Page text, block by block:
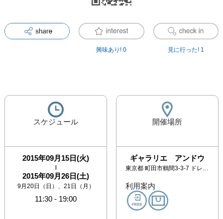
興味あり! 0 見に行った! 1
スケジュール
2015年09月15日(火)
|
2015年09月26日(土)
9月20日（日）、21日（月）
11:30 - 19:00
開催場所
ギャラリエ アンドウ
東京都 町田市鶴間3-3-7 ドレッセタワー南町田グランベリーパーク2605
利用案内